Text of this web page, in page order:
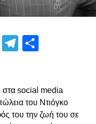
επόμενη μέρα του
Telegram
στα social media
του Ντιόγκο
του την ζωή του σε